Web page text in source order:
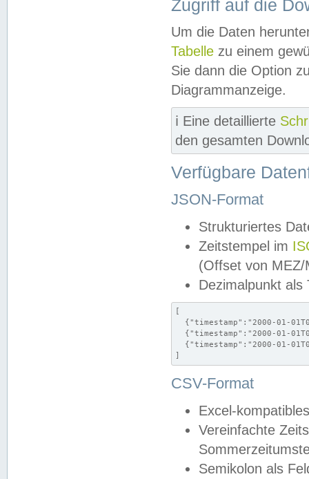
Zugriff auf die
Um die Daten
Tabelle zu einem
Sie dann die Option
Diagrammanzeige.
ℹ️ Eine detaillierte
den gesamten
Verfügbare
JSON-Format
Strukturiertes
Zeitstempel im
(Offset von MEZ/
Dezimalpunkt als
[
{"timestamp":"2000-01-
{"timestamp":"2000-01-
{"timestamp":"2000-01-
]
CSV-Format
Excel-
Vereinfachte
Semikolon als